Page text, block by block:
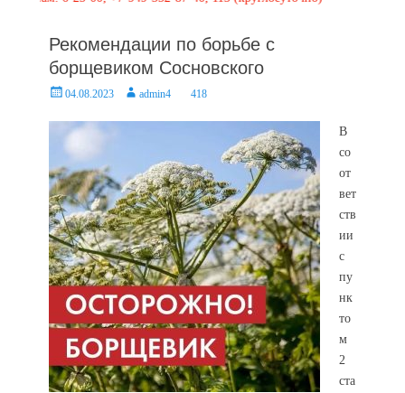
Рекомендации по борьбе с
борщевиком Сосновского
Posted04.08.2023 Authoradmin4 418
В
со
от
вет
ств
ии
с
пу
нк
то
м
2
ста